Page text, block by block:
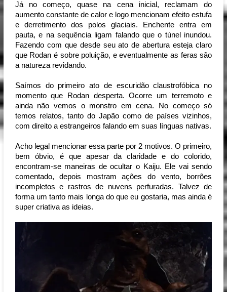
Já no começo, quase na cena inicial, reclamam do
aumento constante de calor e logo mencionam efeito estufa
e derretimento dos polos glaciais. Enchente entra em
pauta, e na sequência ligam falando que o túnel inundou.
Fazendo com que desde seu ato de abertura esteja claro
que Rodan é sobre poluição, e eventualmente as feras são
a natureza revidando.
Saímos do primeiro ato de escuridão claustrofóbica no
momento que Rodan desperta. Ocorre um terremoto e
ainda não vemos o monstro em cena. No começo só
temos relatos, tanto do Japão como de países vizinhos,
com direito a estrangeiros falando em suas línguas nativas.
Acho legal mencionar essa parte por 2 motivos. O primeiro,
bem óbvio, é que apesar da claridade e do colorido,
encontram-se maneiras de ocultar o Kaiju. Ele vai sendo
comentado, depois mostram ações do vento, borrões
incompletos e rastros de nuvens perfuradas. Talvez de
forma um tanto mais longa do que eu gostaria, mas ainda é
super criativa as ideias.